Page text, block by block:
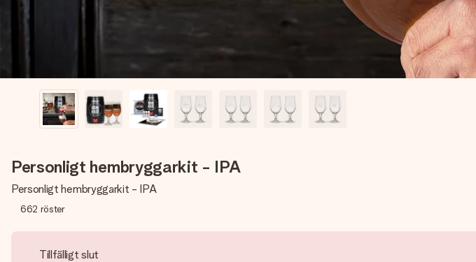
Personligt hembryggarkit - IPA
Personligt hembryggarkit - IPA
662 röster
Tillfälligt slut